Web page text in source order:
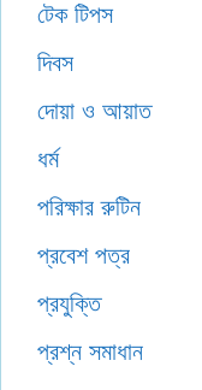
টেক টিপস
দিবস
দোয়া ও আয়াত
ধর্ম
পরিক্ষার রুটিন
প্রবেশ পত্র
প্রযুক্তি
প্রশ্ন সমাধান